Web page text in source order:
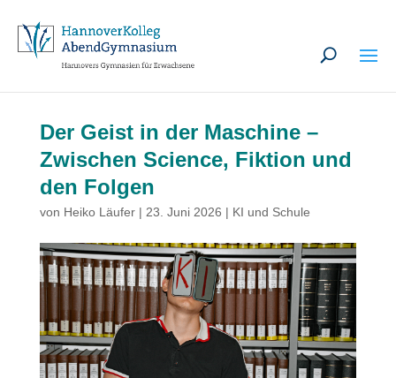
U
Der Geist in der Maschine –
Zwischen Science, Fiktion und
den Folgen
von Heiko Läufer| 23. Juni 2026 | KI und Schule